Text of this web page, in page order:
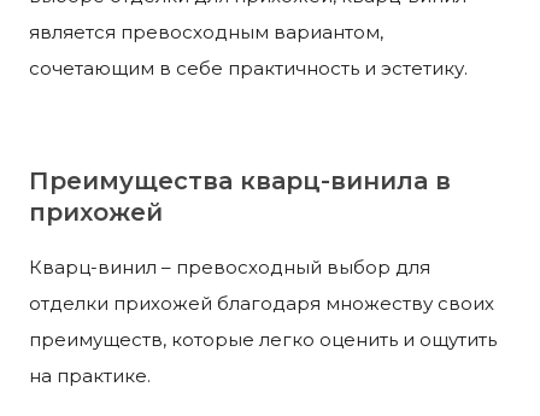
является превосходным вариантом,
сочетающим в себе практичность и эстетику.
Преимущества кварц-винила в
прихожей
Кварц-винил – превосходный выбор для
отделки прихожей благодаря множеству своих
преимуществ, которые легко оценить и ощутить
на практике.